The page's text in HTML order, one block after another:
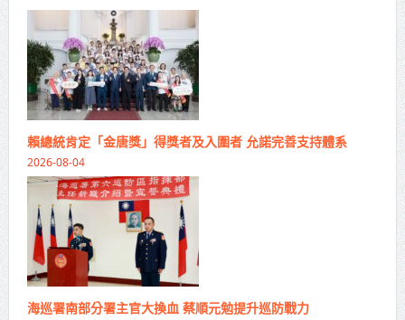
賴總統肯定「金唐獎」得獎者及入圍者 允諾完善支持體系
2026-08-04
海巡署南部分署主官大換血 蔡順元勉提升巡防戰力